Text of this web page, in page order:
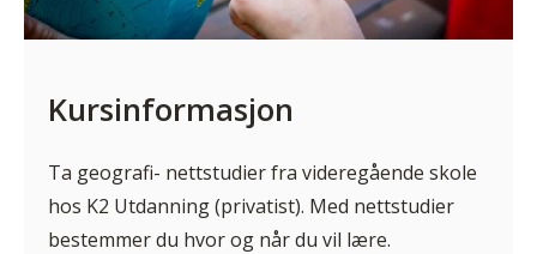
Kursinformasjon
Ta geografi- nettstudier fra videregående skole
hos K2 Utdanning (privatist). Med nettstudier
bestemmer du hvor og når du vil lære.